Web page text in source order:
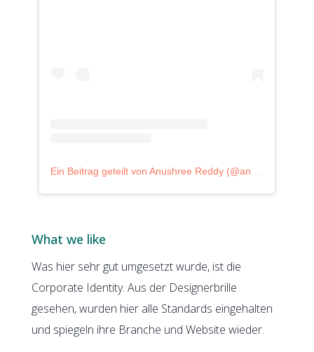
Ein Beitrag geteilt von Anushree Reddy (@anushreereddydesign)
What we like
Was hier sehr gut umgesetzt wurde, ist die
Corporate Identity. Aus der Designerbrille
gesehen, wurden hier alle Standards eingehalten
und spiegeln ihre Branche und Website wieder.